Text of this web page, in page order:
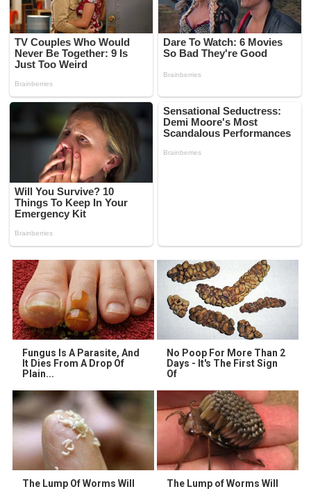
Fungus Is A Parasite, And
It Dies From A Drop Of
Plain...
No Poop For More Than 2
Days - It's The First Sign
Of
The Lump Of Worms Will
The Lump of Worms Will